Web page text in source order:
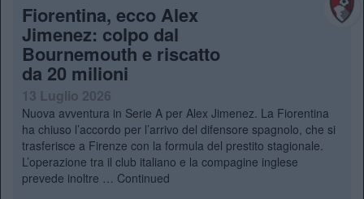
Fiorentina, ecco Alex
Jimenez: colpo dal
Bournemouth e riscatto
da 20 milioni
13 Luglio 2026
Nuova avventura in Serie A per Alex Jimenez. La Fiorentina
ha chiuso l’accordo per l’arrivo del difensore spagnolo, che si
trasferisce a Firenze con la formula del prestito stagionale.
L’operazione tra il club italiano e la compagine inglese
prevede inoltre … Continued